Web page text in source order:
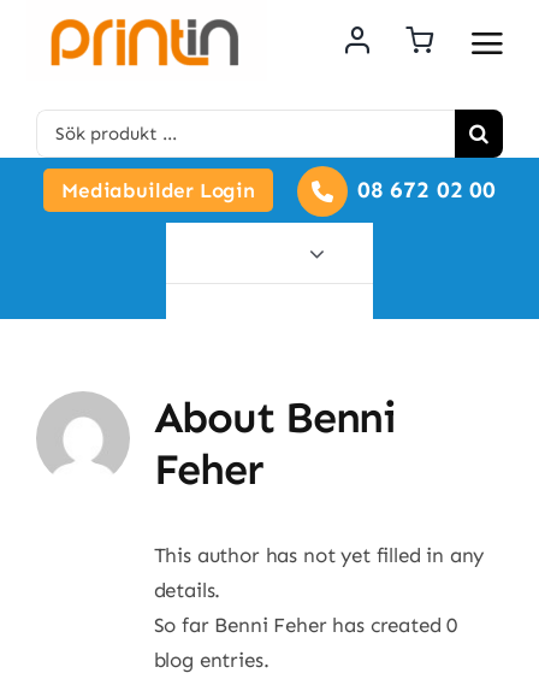
Search
for:
Mediabuilder Login
08 672 02 00
produkter
About Benni
Feher
This author has not yet filled in any
details.
So far Benni Feher has created 0
blog entries.